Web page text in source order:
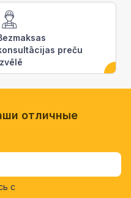
preču
отличные
с